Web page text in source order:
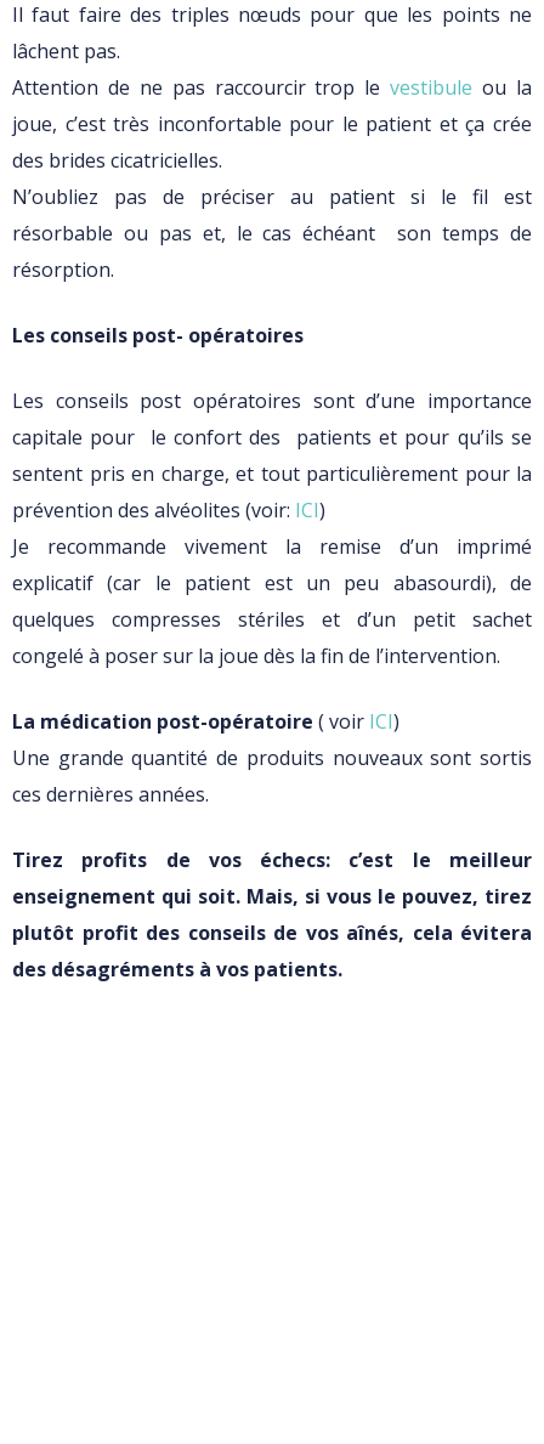
Il faut faire des triples nœuds pour que les points ne
lâchent pas.
Attention de ne pas raccourcir trop levestibule ou la
joue, c’est très inconfortable pour le patient et ça crée
des brides cicatricielles.
N’oubliez pas de préciser au patient si le fil est
résorbable ou pas et, le cas échéant son temps de
résorption.
Les conseils post- opératoires
Les conseils post opératoires sont d’une importance
capitale pour le confort des patients et pour qu’ils se
sentent pris en charge, et tout particulièrement pour la
prévention des alvéolites (voir: ICI)
Je recommande vivement la remise d’un imprimé
explicatif (car le patient est un peu abasourdi), de
quelques compresses stériles et d’un petit sachet
congelé à poser sur la joue dès la fin de l’intervention.
La médication post-opératoire ( voir ICI)
Une grande quantité de produits nouveaux sont sortis
ces dernières années.
Tirez profits de vos échecs: c’est le meilleur
enseignement qui soit. Mais, si vous le pouvez, tirez
plutôt profit des conseils de vos aînés, cela évitera
des désagréments à vos patients.